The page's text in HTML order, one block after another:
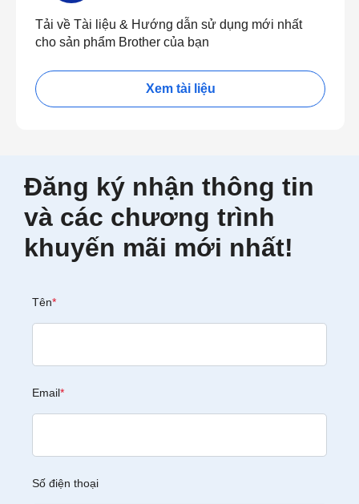
Tải về Tài liệu & Hướng dẫn sử dụng mới nhất
cho sản phẩm Brother của bạn
Xem tài liệu
Đăng ký nhận thông tin
và các chương trình
khuyến mãi mới nhất!
Tên*
Email*
Số điện thoại